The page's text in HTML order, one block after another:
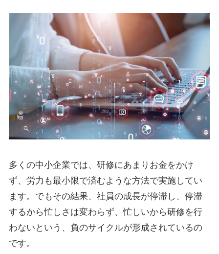
多くの中小企業では、研修にあまりお金をかけ
ず、労力も最小限で済むような方法で実施してい
ます。でもその結果、社員の成長が停滞し、停滞
するから忙しさは変わらず、忙しいから研修を行
わないという、負のサイクルが形成されているの
です。